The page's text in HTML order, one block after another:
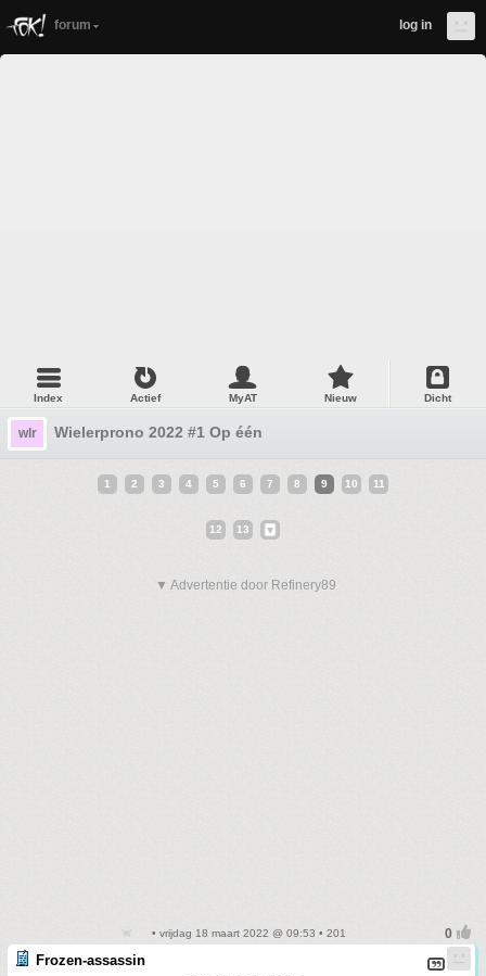
forum log in
Index Actief MyAT Nieuw Dicht
wlr Wielerprono 2022 #1 Op één
1 2 3 4 5 6 7 8 9 10 11
12 13
▼ Advertentie door Refinery89
• vrijdag 18 maart 2022 @ 09:53 • 201
Frozen-assassin